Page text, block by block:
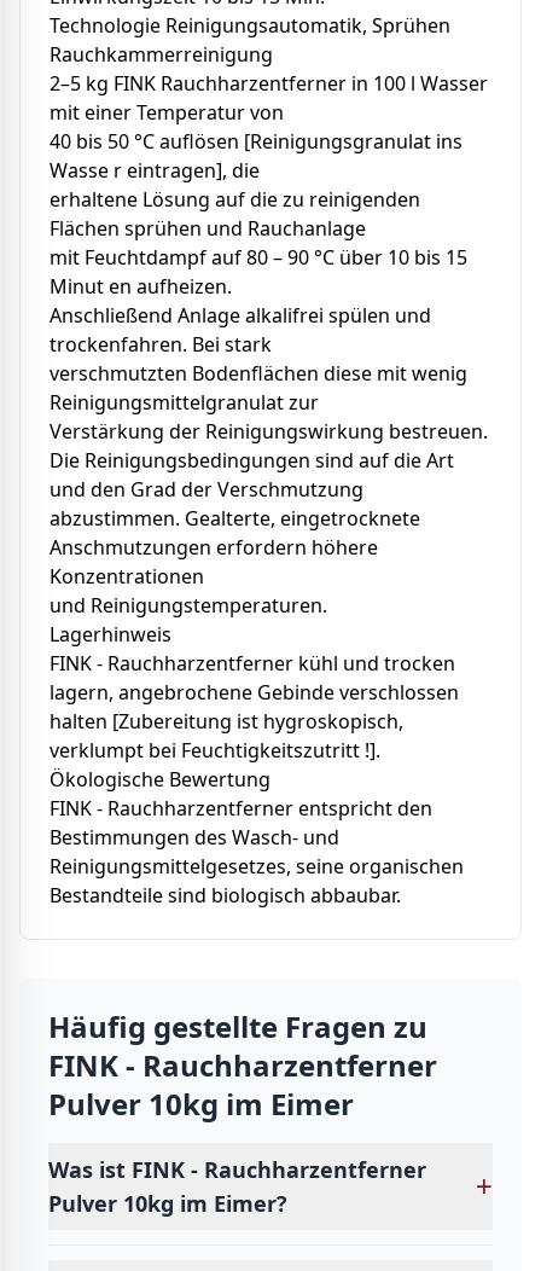
Technologie Reinigungsautomatik, Sprühen
Rauchkammerreinigung
2–5 kg FINK Rauchharzentferner in 100 l Wasser
mit einer Temperatur von
40 bis 50 °C auflösen [Reinigungsgranulat ins
Wasse r eintragen], die
erhaltene Lösung auf die zu reinigenden
Flächen sprühen und Rauchanlage
mit Feuchtdampf auf 80 – 90 °C über 10 bis 15
Minut en aufheizen.
Anschließend Anlage alkalifrei spülen und
trockenfahren. Bei stark
verschmutzten Bodenflächen diese mit wenig
Reinigungsmittelgranulat zur
Verstärkung der Reinigungswirkung bestreuen.
Die Reinigungsbedingungen sind auf die Art
und den Grad der Verschmutzung
abzustimmen. Gealterte, eingetrocknete
Anschmutzungen erfordern höhere
Konzentrationen
und Reinigungstemperaturen.
Lagerhinweis
FINK - Rauchharzentferner kühl und trocken
lagern, angebrochene Gebinde verschlossen
halten [Zubereitung ist hygroskopisch,
verklumpt bei Feuchtigkeitszutritt !].
Ökologische Bewertung
FINK - Rauchharzentferner entspricht den
Bestimmungen des Wasch- und
Reinigungsmittelgesetzes, seine organischen
Bestandteile sind biologisch abbaubar.
Häufig gestellte Fragen zu
FINK - Rauchharzentferner
Pulver 10kg im Eimer
Was ist FINK - Rauchharzentferner
Pulver 10kg im Eimer?
+